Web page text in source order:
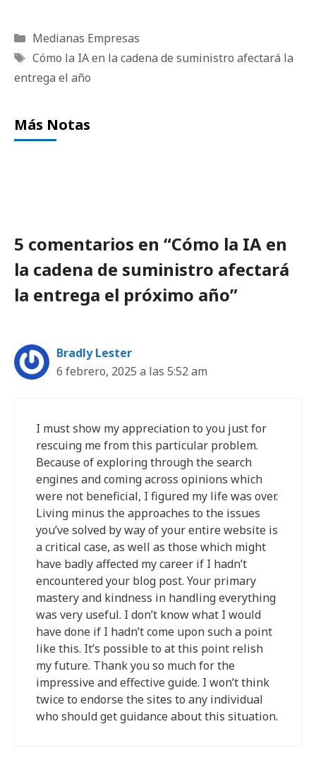
Categorías
Medianas Empresas
Etiquetas
Cómo la IA en la cadena de suministro afectará la
entrega el año
Más Notas
5 comentarios en “Cómo la IA en
la cadena de suministro afectará
la entrega el próximo año”
Bradly Lester
6 febrero, 2025 a las 5:52 am
I must show my appreciation to you just for
rescuing me from this particular problem.
Because of exploring through the search
engines and coming across opinions which
were not beneficial, I figured my life was over.
Living minus the approaches to the issues
you’ve solved by way of your entire website is
a critical case, as well as those which might
have badly affected my career if I hadn’t
encountered your blog post. Your primary
mastery and kindness in handling everything
was very useful. I don’t know what I would
have done if I hadn’t come upon such a point
like this. It’s possible to at this point relish
my future. Thank you so much for the
impressive and effective guide. I won’t think
twice to endorse the sites to any individual
who should get guidance about this situation.